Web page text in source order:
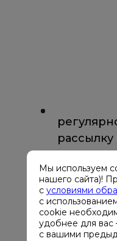
Мы используем
нашего сайта)!
с условиями
с
cookie
удобнее для вас
с вашими